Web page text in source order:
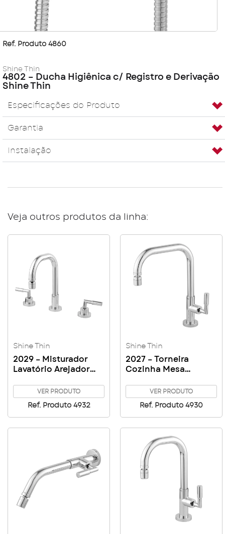
Ref. Produto 4860
Shine Thin
4802 – Ducha Higiênica c/ Registro e Derivação
Shine Thin
Especificações do Produto
Garantia
Instalação
Veja outros produtos da linha:
Shine Thin
2029 – Misturador
Lavatório Arejador
Shine ThinVER PRODUTO
Ref. Produto 4932
Shine Thin
2027 – Torneira
Cozinha Mesa
Shine ThinVER PRODUTO
Ref. Produto 4930